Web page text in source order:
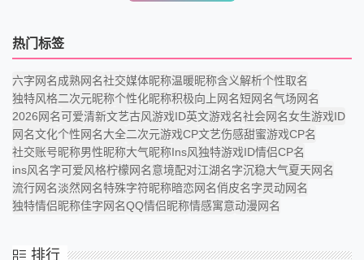
热门标签
六字网名成熟网名社交媒体昵称温暖昵称含义解析个性取名
独特风格二次元昵称个性化昵称积极向上网名短网名气场网名
2026网名可爱清新文艺古风游戏ID英文游戏名社会网名女生游戏ID
网名文化个性网名大全二次元游戏CP文艺伤感甜蜜游戏CP名
社交账号昵称男性昵称大气昵称Ins风独特游戏ID情侣CP名
ins风名字可爱风格柠檬网名意境配对江湖名字沉稳大气夏天网名
流行网名淡然网名特殊字符昵称暗恋网名俏皮名字灵动网名
独特情侣昵称佳字网名QQ情侣昵称情感寓意动漫网名
排行